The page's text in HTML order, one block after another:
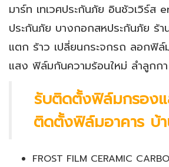
มาร์ท เทเวศประกันภัย อินชัวเวิร์ส
ประกันภัย บางกอกสหประกันภัย ร้
แตก ร้าว เปลี่ยนกระจกรถ ลอกฟิ
แสง ฟิล์มกันความร้อนใหม่ ลำลูกกา
รับติดตั้งฟิล์มกรอง
ติดตั้งฟิล์มอาคาร บ้
FROST FILM CERAMIC